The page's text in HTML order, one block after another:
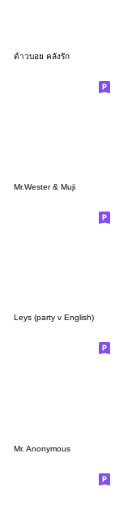
ต้าวบอย คลั่งรัก
Mr.Wester & Muji
Leys (party v English)
Mr. Anonymous